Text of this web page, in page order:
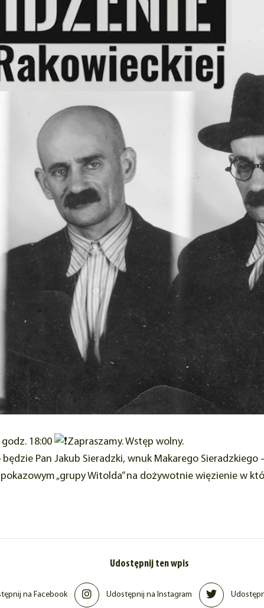
godz. 18:00
Zapraszamy. Wstęp wolny.
Pan Jakub Sieradzki, wnuk Makarego
„grupy Witolda” na dożywotnie więzienie w
Udostępnij ten wpis
na Facebook Udostępnij na Instagram